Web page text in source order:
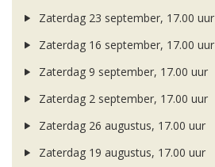
Zaterdag 23 september, 17.00 uur
Zaterdag 16 september, 17.00 uur
Zaterdag 9 september, 17.00 uur
Zaterdag 2 september, 17.00 uur
Zaterdag 26 augustus, 17.00 uur
Zaterdag 19 augustus, 17.00 uur